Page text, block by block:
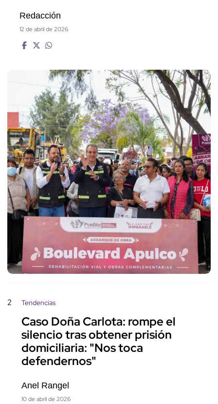
Redacción
12 de abril de 2026
2 Tendencias
Caso Doña Carlota: rompe el
silencio tras obtener prisión
domiciliaria: "Nos toca
defendernos"
Anel Rangel
10 de abril de 2026